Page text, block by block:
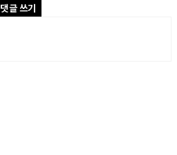
댓글 쓰기